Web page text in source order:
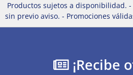
Productos sujetos a disponibilidad.
sin previo aviso. - Promociones
¡Recibe